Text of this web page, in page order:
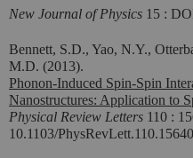
New Journal of Physics 15 :
Bennett, S.D., Yao, N.Y.,
M.D. (2013).
Phonon-Induced Spin-Spin
Nanostructures: Application to
Physical Review Letters 110 :
10.1103/